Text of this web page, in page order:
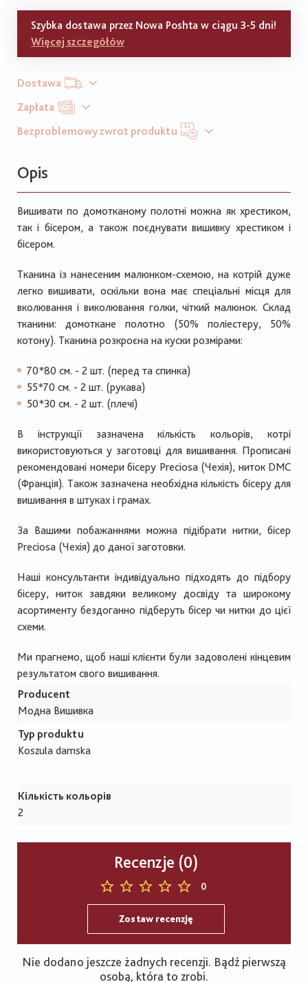
Szybka dostawa przez Nowa Poshta w ciągu 3-5 dni!
Więcej szczegółów
Dostawa
Zapłata
Bezproblemowy zwrot produktu
Opis
Вишивати по домотканому полотні можна як хрестиком,
так і бісером, а також поєднувати вишивку хрестиком і
бісером.
Тканина із нанесеним малюнком-схемою, на котрій дуже
легко вишивати, оскільки вона має спеціальні місця для
вколювання і виколювання голки, чіткий малюнок. Склад
тканини: домоткане полотно (50% поліестеру, 50%
котону). Тканина розкроєна на куски розмірами:
70*80 см. - 2 шт. (перед та спинка)
55*70 см. - 2 шт. (рукава)
50*30 см. - 2 шт. (плечі)
В інструкції зазначена кількість кольорів, котрі
використовуються у заготовці для вишивання. Прописані
рекомендовані номери бісеру Preciosa (Чехія), ниток DMC
(Франція). Також зазначена необхідна кількість бісеру для
вишивання в штуках і грамах.
За Вашими побажаннями можна підібрати нитки, бісер
Preciosa (Чехія) до даної заготовки.
Наші консультанти індивідуально підходять до підбору
бісеру, ниток завдяки великому досвіду та широкому
асортименту бездоганно підберуть бісер чи нитки до цієї
схеми.
Ми прагнемо, щоб наші клієнти були задоволені кінцевим
результатом свого вишивання.
Producent
Модна Вишивка
Typ produktu
Koszula damska
Кількість кольорів
2
Recenzje (0)
0
Zostaw recenzję
Nie dodano jeszcze żadnych recenzji. Bądź pierwszą
osobą, która to zrobi.